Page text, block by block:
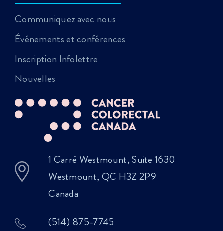
Communiquez avec nous
Événements et conférences
Inscription Infolettre
Nouvelles
1 Carré Westmount, Suite 1630
Westmount, QC H3Z 2P9
Canada
(514) 875-7745